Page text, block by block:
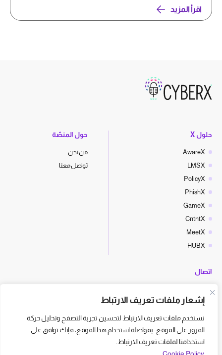
إشعار ملفات تعريف الارتباط
نستخدم ملفات تعريف الارتباط لتحسين تجربة التصفح وتحليل حركة
المرور على الموقع. بمواصلة استخدام هذا الموقع، فإنك توافق على
استخدامنا لملفات تعريف الارتباط.
اقرأ المزيد
حلول X
AwareX
LMSX
PolicyX
PhishX
GameX
CntntX
MeetX
HUBX
حول المنصّة
من نحن
تواصل معنا
اتصال
hello@cyberx.world